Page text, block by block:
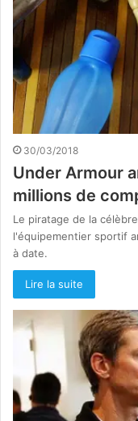
30/03/2018
Under Armour
millions de
Le piratage de la
l'équipementier sportif
à date.
Lire la suite